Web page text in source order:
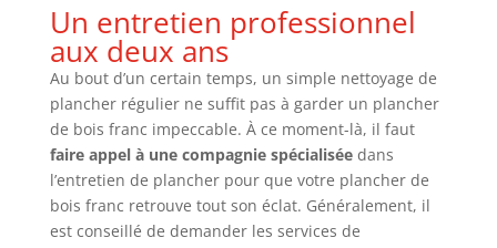
Un entretien professionnel
aux deux ans
Au bout d’un certain temps, un simple nettoyage de
plancher régulier ne suffit pas à garder un plancher
de bois franc impeccable. À ce moment-là, il faut
faire appel à une compagnie spécialiséedans
l’entretien de plancher pour que votre plancher de
bois franc retrouve tout son éclat. Généralement, il
est conseillé de demander les services de